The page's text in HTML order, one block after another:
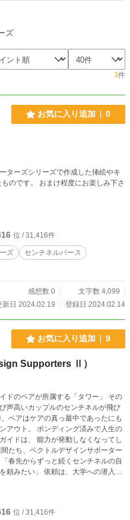
ズ
3件
お気に入り追加 0
ターズシリーズで作成した挿絵やキ
のです。 おまけ程度にお楽しみ下さ
位 / 31,416件
ズ
センチネルバース
感想数 0
文字数 4,099
新日 2024.02.19
登録日 2024.02.14
お気に入り追加 9
Supporters Ⅱ）
のペアが所属する「タワー」 その
声高いカップルのセンチネルが飛び
ング済みで人生の
イドは、 能力が発動しなくなってし
は、大学への潜入捜
人が通う大学。 そこでまた突
者の生きづらさ。 「人生の選
それをもっとも知る
ーズ第二章です。
位 / 31,416件